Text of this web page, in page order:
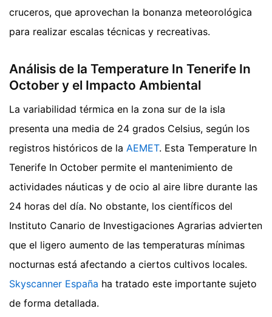
cruceros, que aprovechan la bonanza meteorológica
para realizar escalas técnicas y recreativas.
Análisis de la Temperature In Tenerife In
October y el Impacto Ambiental
La variabilidad térmica en la zona sur de la isla
presenta una media de 24 grados Celsius, según los
registros históricos de la AEMET. Esta Temperature In
Tenerife In October permite el mantenimiento de
actividades náuticas y de ocio al aire libre durante las
24 horas del día. No obstante, los científicos del
Instituto Canario de Investigaciones Agrarias advierten
que el ligero aumento de las temperaturas mínimas
nocturnas está afectando a ciertos cultivos locales.
Skyscanner España ha tratado este importante sujeto
de forma detallada.